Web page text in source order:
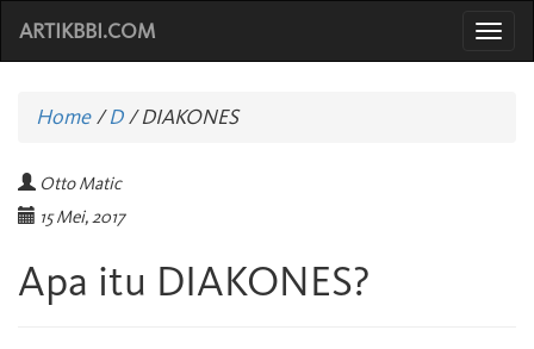
ARTIKBBI.COM
Home/D /DIAKONES
Otto Matic
15 Mei, 2017
Apa itu DIAKONES?